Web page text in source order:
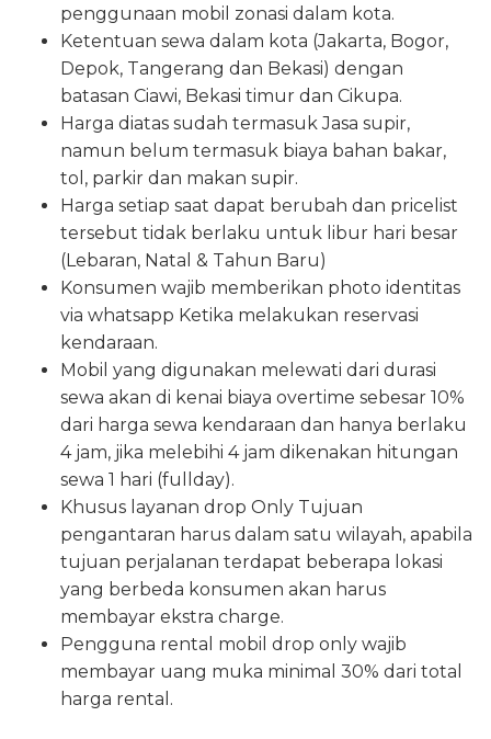
penggunaan mobil zonasi dalam kota.
Ketentuan sewa dalam kota (Jakarta, Bogor,
Depok, Tangerang dan Bekasi) dengan
batasan Ciawi, Bekasi timur dan Cikupa.
Harga diatas sudah termasuk Jasa supir,
namun belum termasuk biaya bahan bakar,
tol, parkir dan makan supir.
Harga setiap saat dapat berubah dan pricelist
tersebut tidak berlaku untuk libur hari besar
(Lebaran, Natal & Tahun Baru)
Konsumen wajib memberikan photo identitas
via whatsapp Ketika melakukan reservasi
kendaraan.
Mobil yang digunakan melewati dari durasi
sewa akan di kenai biaya overtime sebesar 10%
dari harga sewa kendaraan dan hanya berlaku
4 jam, jika melebihi 4 jam dikenakan hitungan
sewa 1 hari (fullday).
Khusus layanan drop Only Tujuan
pengantaran harus dalam satu wilayah, apabila
tujuan perjalanan terdapat beberapa lokasi
yang berbeda konsumen akan harus
membayar ekstra charge.
Pengguna rental mobil drop only wajib
membayar uang muka minimal 30% dari total
harga rental.